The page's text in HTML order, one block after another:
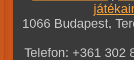
1066 Budapest,
Telefon: +361 302